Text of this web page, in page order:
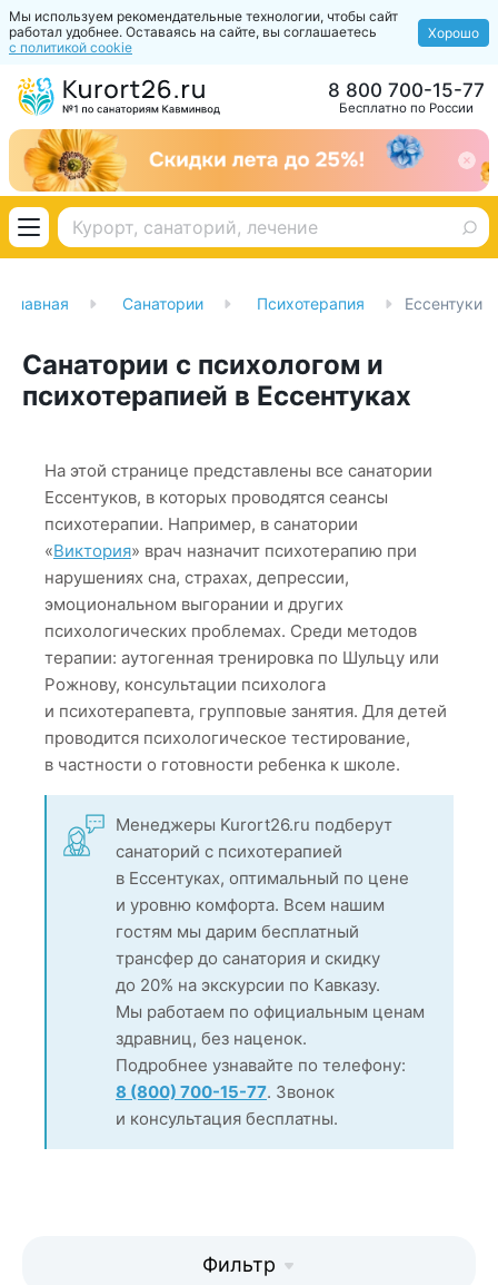
Мы используем рекомендательные технологии, чтобы сайт
работал удобнее. Оставаясь на сайте, вы соглашаетесь
с политикой cookie
Хорошо
Бесплатно по России
8 800 700-15-77
Главная Санатории Психотерапия Ессентуки
Санатории с психологом и
психотерапией в Ессентуках
На этой странице представлены все санатории
Ессентуков, в которых проводятся сеансы
психотерапии. Например, в санатории
«Виктория» врач назначит психотерапию при
нарушениях сна, страхах, депрессии,
эмоциональном выгорании и других
психологических проблемах. Среди методов
терапии: аутогенная тренировка по Шульцу или
Рожнову, консультации психолога
и психотерапевта, групповые занятия. Для детей
проводится психологическое тестирование,
в частности о готовности ребенка к школе.
Менеджеры Kurort26.ru подберут
санаторий с психотерапией
в Ессентуках, оптимальный по цене
и уровню комфорта. Всем нашим
гостям мы дарим бесплатный
трансфер до санатория и скидку
до 20% на экскурсии по Кавказу.
Мы работаем по официальным ценам
здравниц, без наценок.
Подробнее узнавайте по телефону:
8 (800) 700-15-77. Звонок
и консультация бесплатны.
Фильтр